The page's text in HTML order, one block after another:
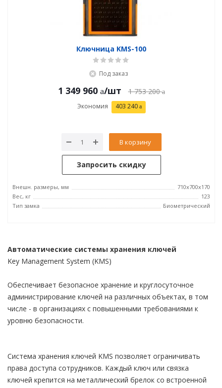
Ключница KMS-100
Под заказ
1 349 960 /шт 1 753 200
Экономия 403 240
В корзину
Запросить скидку
Внешн. размеры, мм
710x700x170
Вес, кг
123
Тип замка
Биометрический
Автоматические системы хранения ключей
Key Management System (KMS)
Обеспечивает безопасное хранение и круглосуточное
администрирование ключей на различных объектах, в том
числе - в организациях с повышенными требованиями к
уровню безопасности.
Система хранения ключей KMS позволяет ограничивать
права доступа сотрудников. Каждый ключ или связка
ключей крепится на металлический брелок со встроенной